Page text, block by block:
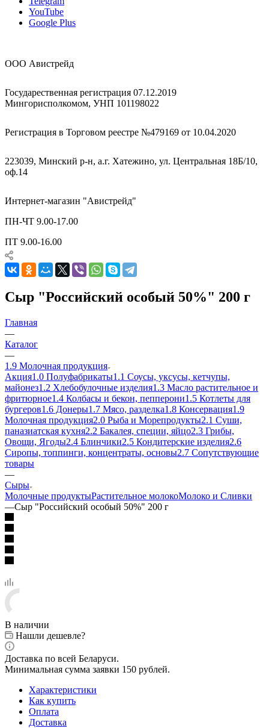
YouTube
Google Plus
ООО Авистрейд
Государественная регистрация 07.12.2019
Мингорисполкомом, УНП 101198022
Регистрация в Торговом реестре №479169 от 10.04.2020
223039, Минский р-н, а.г. Хатежино, ул. Центральная 18Б/10,
оф.14
Интернет-магазин "Авистрейд"
ПН-ЧТ 9.00-17.00
ПТ 9.00-16.00
Сыр "Российский особый 50%" 200 г
Главная
—
Каталог
—
1.9 Молочная продукция
Акция1.0 Полуфабрикаты1.1 Соусы, уксусы, кетчупы,
майонез1.2 Хлебобулочные изделия1.3 Масло растительное и
фритюрное1.4 Колбасы и бекон, пепперони1.5 Котлеты для
бургеров1.6 Донеры1.7 Мясо, разделка1.8 Консервация1.9
Молочная продукция2.0 Рыба и Морепродукты2.1 Суши,
паназиатская кухня2.2 Бакалея, специи, яйцо2.3 Грибы,
Овощи, Ягоды2.4 Блинчики2.5 Кондитерские изделия2.6
Сиропы, топпинги, концентраты, основы2.7 Сопутствующие
товары
—
Сыры
Молочные продуктыРастительное молокоМолоко и Сливки
—Сыр "Российский особый 50%" 200 г
В наличии
Нашли дешевле?
Доставка по всей Беларуси.
Минимальная сумма заявки 150 рублей.
Характеристики
Как купить
Оплата
Доставка